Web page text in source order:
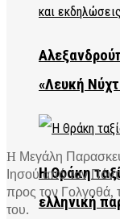
«Λευκή
Η Θράκη
ελληνική
H Μεγάλη
Ιησού από τον
προς τον Γολγοθά,
του.